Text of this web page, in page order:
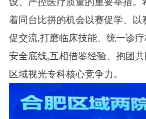
着同台比拼的机会以赛促学、以
促交流,打磨临床技能、统一诊
安全底线,互相借鉴经验、抱团
区域视光专科核心竞争力。